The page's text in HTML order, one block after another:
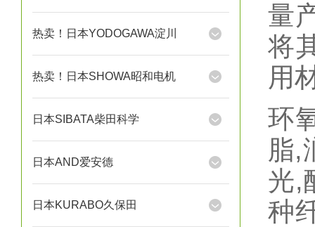
热卖！日本YODOGAWA淀川
热卖！日本SHOWA昭和电机
日本SIBATA柴田科学
日本AND爱安德
日本KURABO久保田
量
将
用
环
脂,
光,
种